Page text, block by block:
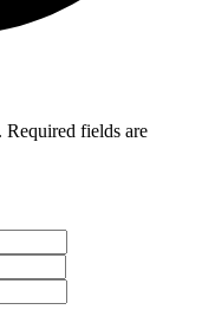
Required fields are